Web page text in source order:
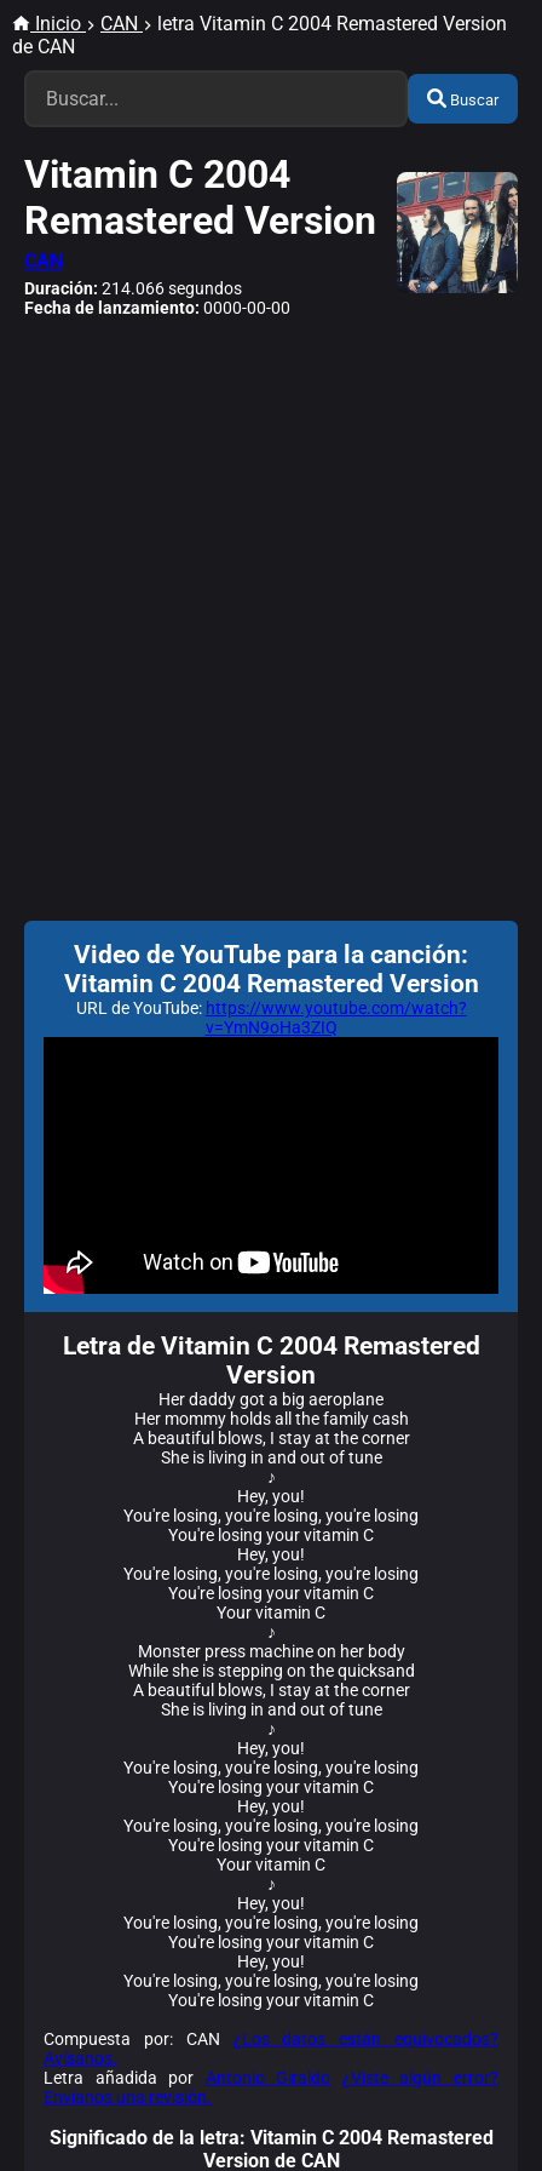
Inicio CAN
letra Vitamin C 2004 Remastered Version
de CAN
Buscar
Vitamin C 2004
Remastered Version
CAN
Duración: 214.066 segundos
Fecha de lanzamiento: 0000-00-00
Video de YouTube para la canción:
Vitamin C 2004 Remastered Version
URL de YouTube: https://www.youtube.com/watch?
v=YmN9oHa3ZIQ
Letra de Vitamin C 2004 Remastered
Version
Her daddy got a big aeroplane
Her mommy holds all the family cash
A beautiful blows, I stay at the corner
She is living in and out of tune
♪
Hey, you!
You're losing, you're losing, you're losing
You're losing your vitamin C
Hey, you!
You're losing, you're losing, you're losing
You're losing your vitamin C
Your vitamin C
♪
Monster press machine on her body
While she is stepping on the quicksand
A beautiful blows, I stay at the corner
She is living in and out of tune
♪
Hey, you!
You're losing, you're losing, you're losing
You're losing your vitamin C
Hey, you!
You're losing, you're losing, you're losing
You're losing your vitamin C
Your vitamin C
♪
Hey, you!
You're losing, you're losing, you're losing
You're losing your vitamin C
Hey, you!
You're losing, you're losing, you're losing
You're losing your vitamin C
Compuesta por: CAN ¿Los datos están equivocados?
Avísanos.
Letra añadida por Antonio Giraldo
¿Viste algún error?
Envíanos una revisión.
Significado de la letra: Vitamin C 2004 Remastered
Version de CAN